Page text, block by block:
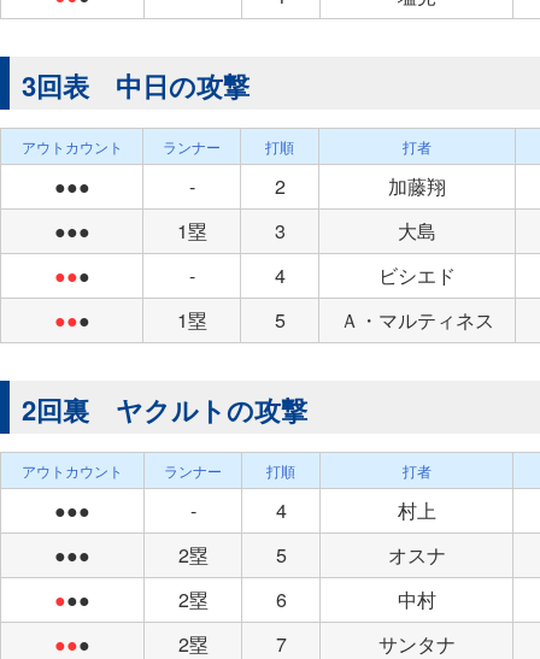
3回表 中日の攻撃
アウトカウント ランナー 打順 打者
●●● - 2
加藤翔
●●●
1塁 3
大島
●●● - 4
ビシエド
●●● 1塁 5 Ａ・マルティネス
2回裏 ヤクルトの攻撃
アウトカウント ランナー 打順 打者
●●● - 4
村上
●●●
2塁 5
オスナ
●●● 2塁 6
中村
●●● 2塁 7 サンタナ